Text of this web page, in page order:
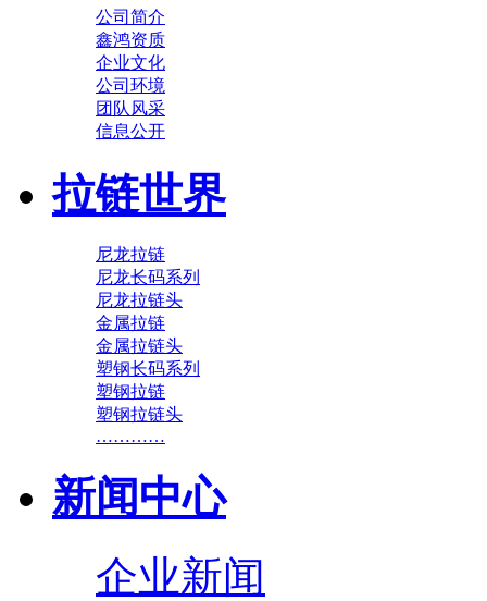
公司简介
鑫鸿资质
企业文化
公司环境
团队风采
信息公开
拉链世界
尼龙拉链
尼龙长码系列
尼龙拉链头
金属拉链
金属拉链头
塑钢长码系列
塑钢拉链
塑钢拉链头
…………
新闻中心
企业新闻